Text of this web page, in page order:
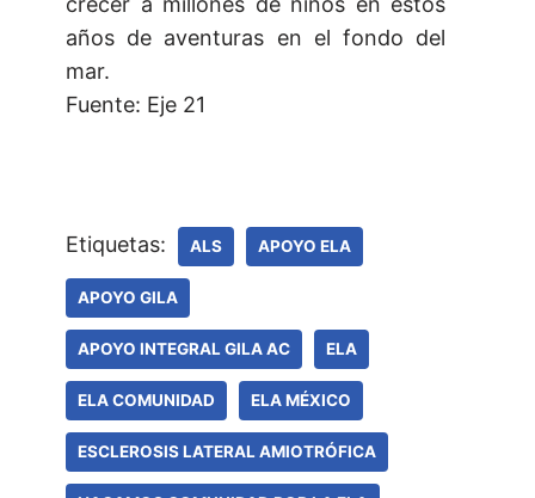
años de aventuras en el fondo del
mar.
Fuente: Eje 21
Etiquetas: ALS APOYO ELA
APOYO GILA
APOYO INTEGRAL GILA AC ELA
ELA COMUNIDAD ELA MÉXICO
ESCLEROSIS LATERAL AMIOTRÓFICA